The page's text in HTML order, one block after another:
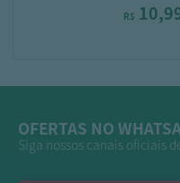
R$
OFERTAS NO
Siga nossos canais oficiais